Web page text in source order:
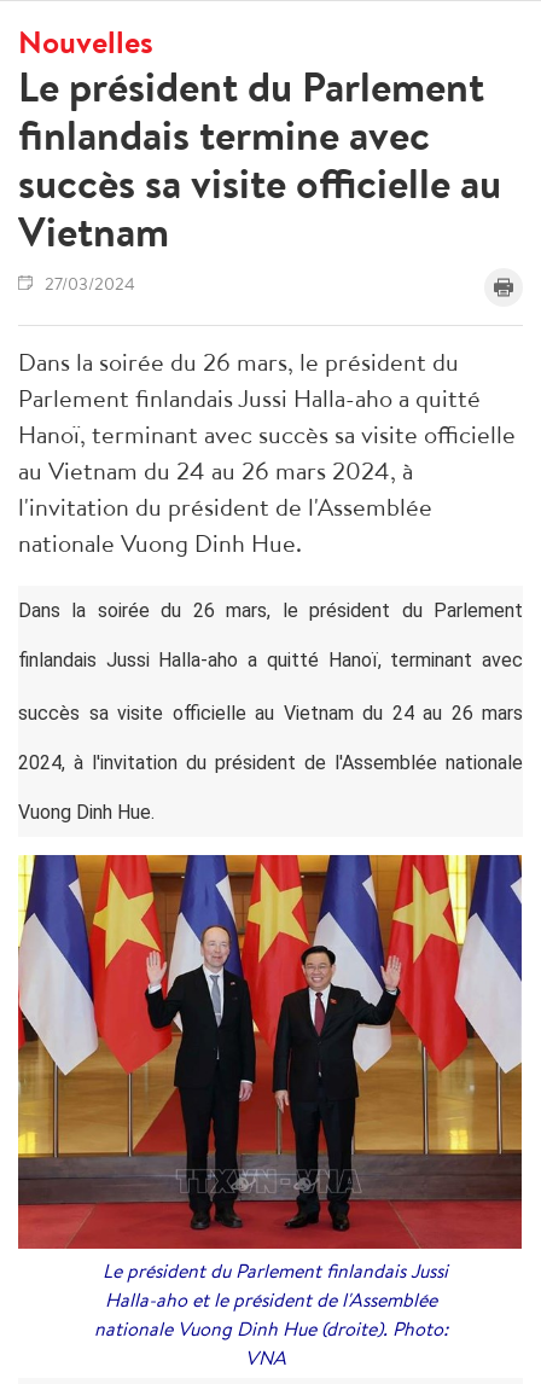
Nouvelles
Le président du Parlement
finlandais termine avec
succès sa visite officielle au
Vietnam
27/03/2024
Dans la soirée du 26 mars, le président du
Parlement finlandais Jussi Halla-aho a quitté
Hanoï, terminant avec succès sa visite officielle
au Vietnam du 24 au 26 mars 2024, à
l'invitation du président de l'Assemblée
nationale Vuong Dinh Hue.
Dans la soirée du 26 mars, le président du Parlement
finlandais Jussi Halla-aho a quitté Hanoï, terminant avec
succès sa visite officielle au Vietnamdu 24 au 26 mars
2024, à l'invitation du président de l'Assemblée nationale
Vuong Dinh Hue.
Le président du Parlement finlandais Jussi
Halla-aho et le président de l'Assemblée
nationale Vuong Dinh Hue (droite). Photo:
VNA